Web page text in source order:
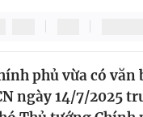
phủ vừa có văn
ngày 14/7/2025